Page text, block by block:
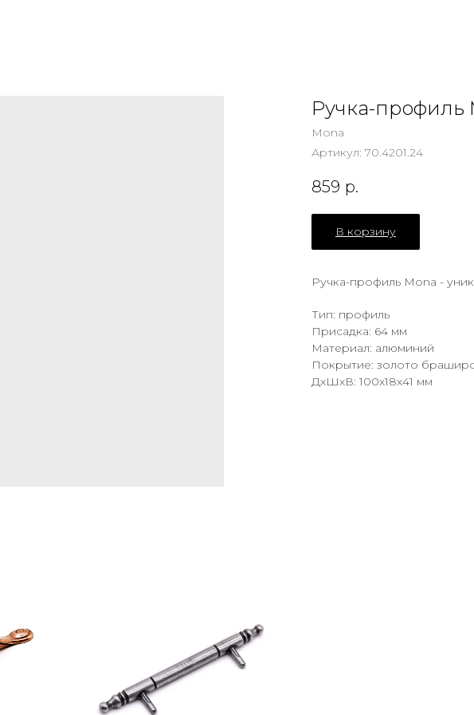
Ручка-профиль
Mona
Артикул: 70.4201.24
859 р.
В корзину
Ручка-профиль Mona -
Тип: профиль
Присадка: 64 мм
Материал: алюминий
Покрытие: золото
ДxШxВ: 100x18x41 мм